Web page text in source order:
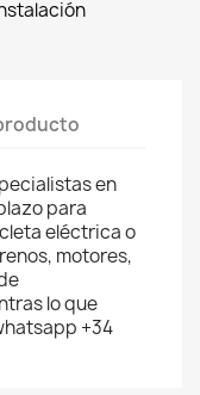
en
para
eléctrica o
motores,
lo que
+34